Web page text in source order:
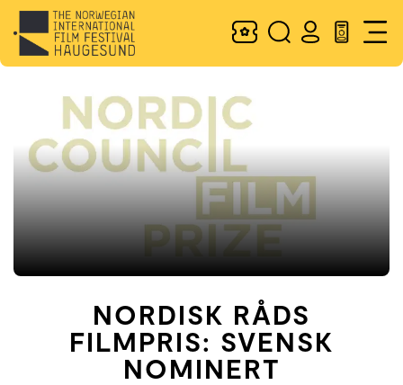
NORDISK RÅDS
FILMPRIS: SVENSK
NOMINERT